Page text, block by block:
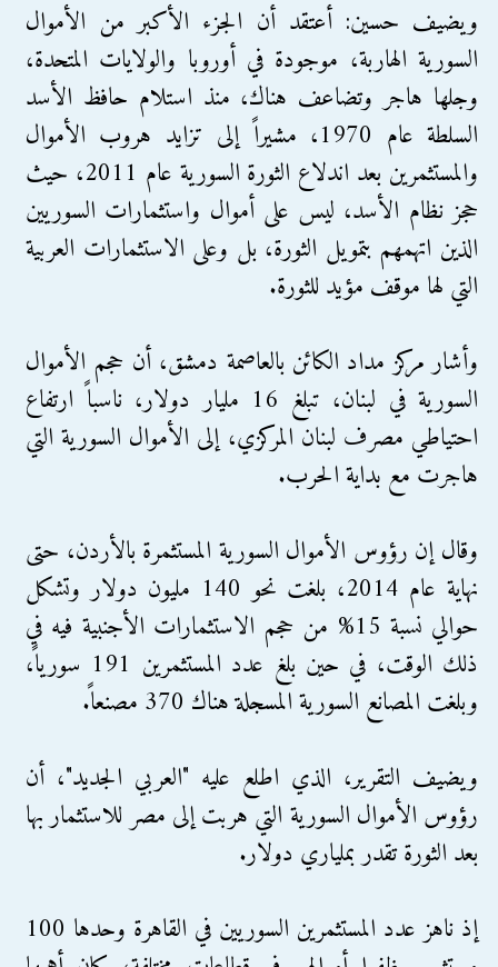
ويضيف حسين: أعتقد أن الجزء الأكبر من الأموال
السورية الهاربة، موجودة في أوروبا والولايات المتحدة،
وجلها هاجر وتضاعف هناك، منذ استلام حافظ الأسد
السلطة عام 1970، مشيراً إلى تزايد هروب الأموال
والمستثمرين بعد اندلاع الثورة السورية عام 2011، حيث
حجز نظام الأسد، ليس على أموال واستثمارات السوريين
الذين اتهمهم بتمويل الثورة، بل وعلى الاستثمارات العربية
التي لها موقف مؤيد للثورة.
وأشار مركز مداد الكائن بالعاصمة دمشق، أن حجم الأموال
السورية في لبنان، تبلغ 16 مليار دولار، ناسباً ارتفاع
احتياطي مصرف لبنان المركزي، إلى الأموال السورية التي
هاجرت مع بداية الحرب.
وقال إن رؤوس الأموال السورية المستثمرة بالأردن، حتى
نهاية عام 2014، بلغت نحو 140 مليون دولار وتشكل
حوالي نسبة 15% من حجم الاستثمارات الأجنبية فيه في
ذلك الوقت، في حين بلغ عدد المستثمرين 191 سورياً،
وبلغت المصانع السورية المسجلة هناك 370 مصنعاً.
ويضيف التقرير، الذي اطلع عليه "العربي الجديد"، أن
رؤوس الأموال السورية التي هربت إلى مصر للاستثمار بها
بعد الثورة تقدر بملياري دولار.
إذ ناهز عدد المستثمرين السوريين في القاهرة وحدها 100